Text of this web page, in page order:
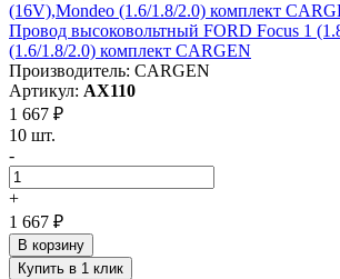
Провод высоковольтный FORD Focus 1
(1.6/1.8/2.0) комплект CARGEN
Производитель: CARGEN
Артикул: AX110
1 667 ₽
10 шт.
-
+
1 667 ₽
В корзину
Купить в 1 клик